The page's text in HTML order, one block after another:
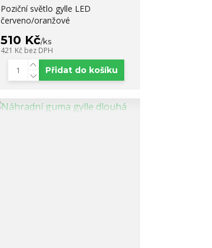
Poziční světlo gylle LED
červeno/oranžové
510 Kč/ks
421 Kč bez DPH
Přidat do košíku